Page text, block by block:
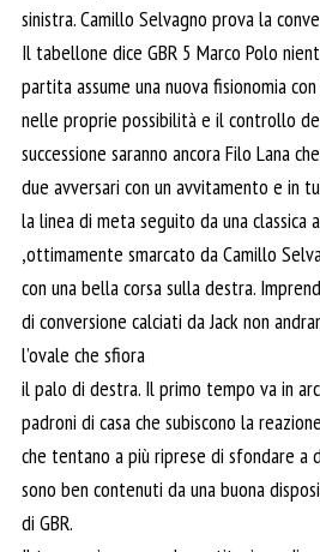
sinistra. Camillo Selvagno prova la
Il tabellone dice GBR 5 Marco Polo
partita assume una nuova fisionomia
nelle proprie possibilità e il controllo
successione saranno ancora Filo Lana
due avversari con un avvitamento e in
la linea di meta seguito da una classica
,ottimamente smarcato da Camillo
con una bella corsa sulla destra.
di conversione calciati da Jack non
l’ovale che sfiora
il palo di destra. Il primo tempo va in
padroni di casa che subiscono la
che tentano a più riprese di sfondare
sono ben contenuti da una buona
di GBR.